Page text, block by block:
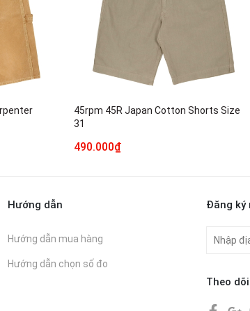
45rpm 45R Japan Cotton Shorts Size
31
490.000₫
Hướng dẫn
Hướng dẫn mua hàng
Hướng dẫn chọn số đo
Đăng ký
Theo